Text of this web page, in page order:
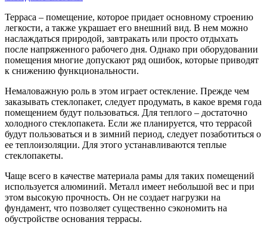
Терраса – помещение, которое придает основному строению
легкости, а также украшает его внешний вид. В нем можно
наслаждаться природой, завтракать или просто отдыхать
после напряженного рабочего дня. Однако при оборудовании
помещения многие допускают ряд ошибок, которые приводят
к снижению функциональности.
Немаловажную роль в этом играет остекление. Прежде чем
заказывать стеклопакет, следует продумать, в какое время года
помещением будут пользоваться. Для теплого – достаточно
холодного стеклопакета. Если же планируется, что террасой
будут пользоваться и в зимний период, следует позаботиться о
ее теплоизоляции. Для этого устанавливаются теплые
стеклопакеты.
Чаще всего в качестве материала рамы для таких помещений
используется алюминий. Металл имеет небольшой вес и при
этом высокую прочность. Он не создает нагрузки на
фундамент, что позволяет существенно сэкономить на
обустройстве основания террасы.